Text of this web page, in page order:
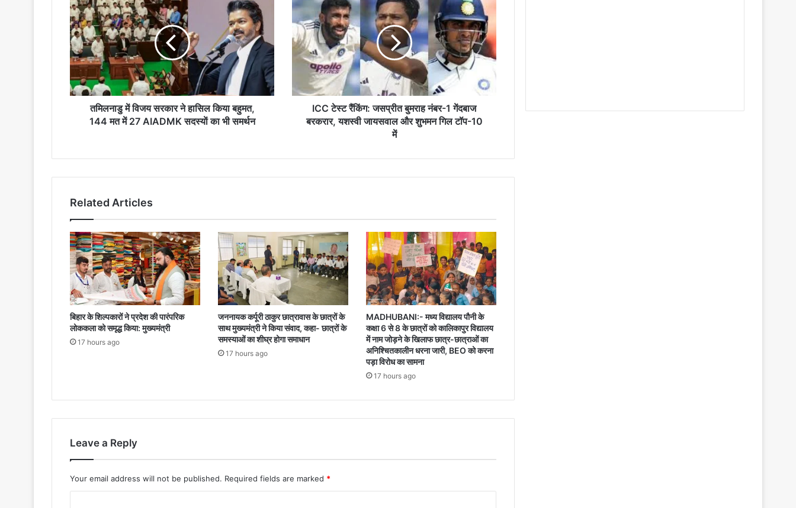
में
विजय
सरकार
ने
हासिल
किया
बहुमत,
144
तमिलनाडु में विजय सरकार ने हासिल किया बहुमत,
144 मत में 27 AIADMK सदस्याें का भी समर्थन
टेस्ट
रैंकिंग:
जसप्रीत
बुमराह
नंबर-1
गेंदबाज
बरकरार,
यशस्वी
जायसवालICC टेस्ट रैंकिंग: जसप्रीत बुमराह नंबर-1 गेंदबाज
बरकरार, यशस्वी जायसवाल और शुभमन गिल टॉप-10
में
Related Articles
बिहार के शिल्पकारों ने प्रदेश की पारंपरिक
लोककला को समृद्ध किया: मुख्यमंत्री
17 hours ago
जननायक कर्पूरी ठाकुर छात्रावास के छात्रों के
साथ मुख्यमंत्री ने किया संवाद, कहा- छात्रों के
समस्याओं का शीघ्र होगा समाधान
17 hours ago
MADHUBANI:- मध्य विद्यालय पौनी के
कक्षा 6 से 8 के छात्रों को कालिकापुर विद्यालय
में नाम जोड़ने के खिलाफ छात्र-छात्राओं का
अनिश्चितकालीन धरना जारी, BEO को करना
पड़ा विरोध का सामना
17 hours ago
Leave a Reply
Your email address will not be published. Required fields are marked *